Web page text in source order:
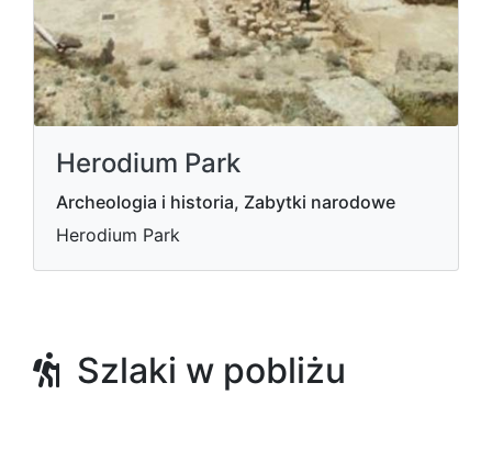
Herodium Park
Archeologia i historia, Zabytki narodowe
Herodium Park
Szlaki w pobliżu